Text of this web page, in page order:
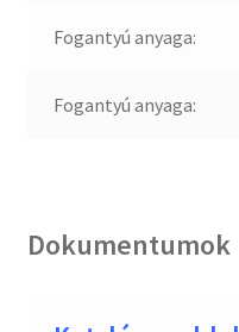
Fogantyú anyaga:
Fogantyú anyaga:
Dokumentumok